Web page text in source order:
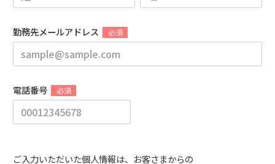
勤務先メールアドレス
電話番号
ご入力いただいた個人情報は、お客さまからの